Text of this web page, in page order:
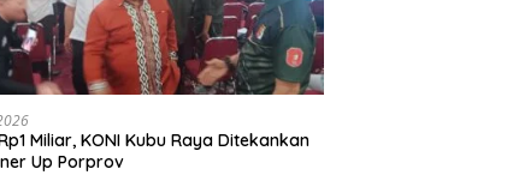
Miliar, KONI Kubu Raya Ditekankan
Up Porprov